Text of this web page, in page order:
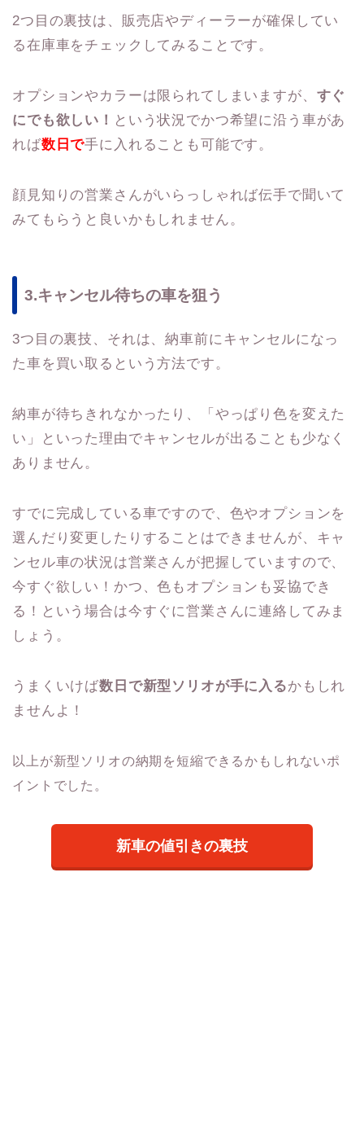
2つ目の裏技は、販売店やディーラーが確保してい
る在庫車をチェックしてみることです。
オプションやカラーは限られてしまいますが、 すぐ
にでも欲しい！ という状況でかつ希望に沿う車があ
れば数日で手に入れることも可能です。
顔見知りの営業さんがいらっしゃれば伝手で聞いて
みてもらうと良いかもしれません。
3.キャンセル待ちの車を狙う
3つ目の裏技、それは、納車前にキャンセルになっ
た車を買い取るという方法です。
納車が待ちきれなかったり、「やっぱり色を変えた
い」といった理由でキャンセルが出ることも少なく
ありません。
すでに完成している車ですので、色やオプションを
選んだり変更したりすることはできませんが、キャ
ンセル車の状況は営業さんが把握していますので、
今すぐ欲しい！かつ、色もオプションも妥協でき
る！という場合は今すぐに営業さんに連絡してみま
しょう。
うまくいけば数日で新型ソリオが手に入るかもしれ
ませんよ！
以上が新型ソリオの納期を短縮できるかもしれないポ
イントでした。
新車の値引きの裏技